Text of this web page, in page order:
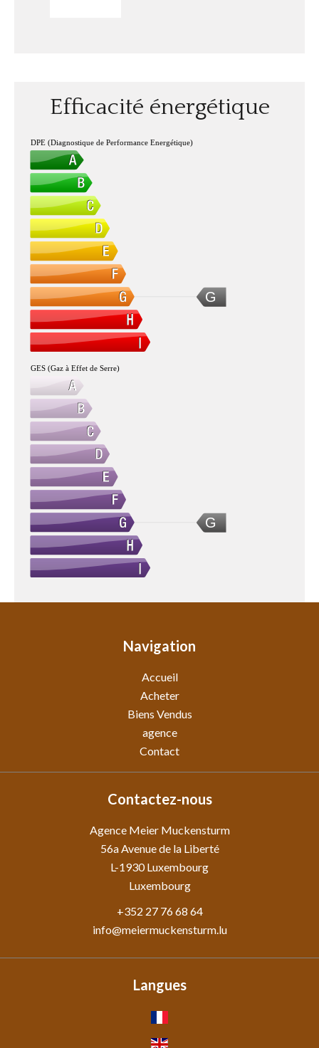
Efficacité énergétique
G
DPE (Diagnostique de Performance Energétique)
G
GES (Gaz à Effet de Serre)
Navigation
Accueil
Acheter
Biens Vendus
agence
Contact
Contactez-nous
Agence Meier Muckensturm
56a Avenue de la Liberté
L-1930Luxembourg
Luxembourg
+352 27 76 68 64
info@meiermuckensturm.lu
Langues